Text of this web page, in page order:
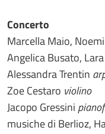
Concerto
Marcella Maio,
Angelica Busato,
Alessandra Trentin
Zoe Cestaro violino
Jacopo Gressini
musiche di Berlioz,